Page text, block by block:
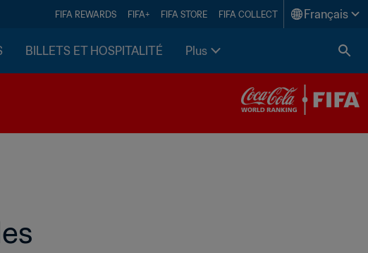
FIFA REWARDS FIFA+ FIFA STORE FIFA COLLECT Français
BILLETS ET HOSPITALITÉ Plus